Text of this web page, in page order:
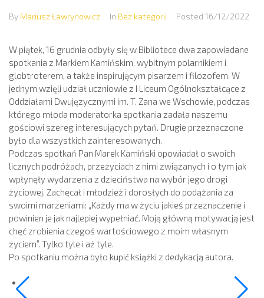
By Mariusz Ławrynowicz In Bez kategorii Posted 16/12/2022
W piątek, 16 grudnia odbyły się w Bibliotece dwa zapowiadane
spotkania z Markiem Kamińskim, wybitnym polarnikiem i
globtroterem, a także inspirującym pisarzem i filozofem. W
jednym wzięli udział uczniowie z I Liceum Ogólnokształcące z
Oddziałami Dwujęzycznymi im. T. Zana we Wschowie, podczas
którego młoda moderatorka spotkania zadała naszemu
gościowi szereg interesujących pytań. Drugie przeznaczone
było dla wszystkich zainteresowanych.
Podczas spotkań Pan Marek Kamiński opowiadał o swoich
licznych podróżach, przeżyciach z nimi związanych i o tym jak
wpłynęły wydarzenia z dzieciństwa na wybór jego drogi
życiowej. Zachęcał i młodzież i dorosłych do podążania za
swoimi marzeniami: „Każdy ma w życiu jakieś przeznaczenie i
powinien je jak najlepiej wypełniać. Moją główną motywacją jest
chęć zrobienia czegoś wartościowego z moim własnym
życiem”. Tylko tyle i aż tyle.
Po spotkaniu można było kupić książki z dedykacją autora.